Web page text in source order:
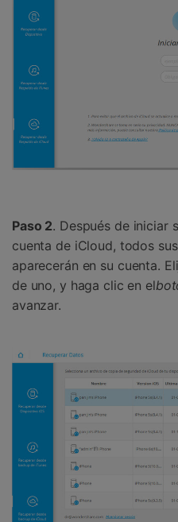
Paso 2. Después de iniciar
cuenta de iCloud, todos
aparecerán en su cuenta.
de uno, y haga clic en el
avanzar.